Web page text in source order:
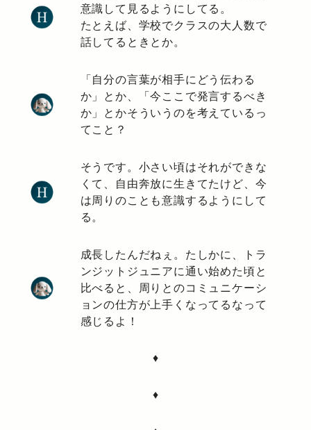
意識して見るようにしてる。
たとえば、学校でクラスの大人数で
話してるときとか。
「自分の言葉が相手にどう伝わる
か」とか、「今ここで発言するべき
か」とかそういうのを考えているっ
てこと？
そうです。小さい頃はそれができな
くて、自由奔放に生きてたけど、今
は周りのことも意識するようにして
る。
成長したんだねぇ。たしかに、トラ
ンジットジュニアに通い始めた頃と
比べると、周りとのコミュニケーシ
ョンの仕方が上手くなってるなって
感じるよ！
♦
♦